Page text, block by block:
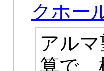
クホー
アル
算で、